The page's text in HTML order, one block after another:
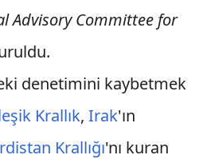
Advisory Committee for
denetimini kaybetmek
Krallık, Irak'ın
Krallığı'nı kuran